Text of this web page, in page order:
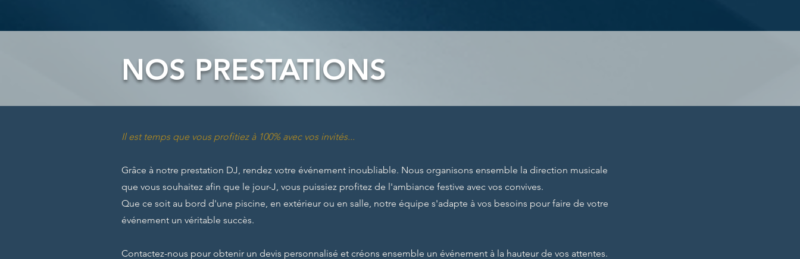
NOS PRESTATIONS
Il est temps que vous profitiez à 100% avec vos invités...
Grâce à notre prestation DJ, rendez votre événement inoubliable. Nous organisons ensemble la direction musicale
que vous souhaitez afin que le jour-J, vous puissiez profitez de l'ambiance festive avec vos convives.
Que ce soit au bord d'une piscine, en extérieur ou en salle, notre équipe s'adapte à vos besoins pour faire de votre
événement un véritable succès.
Contactez-nous pour obtenir un devis personnalisé et créons ensemble un événement à la hauteur de vos attentes.